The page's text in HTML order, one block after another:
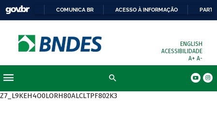
COMUNICA BR ACESSO À INFORMAÇÃO
ENGLISH
ACESSIBILIDADE
A+ A-
Z7_L9KEH4O0LORH80ALCLTPF802K3